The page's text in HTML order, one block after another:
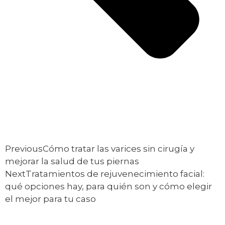
PreviousCómo tratar las varices sin cirugía y
mejorar la salud de tus piernas
NextTratamientos de rejuvenecimiento facial:
qué opciones hay, para quién son y cómo elegir
el mejor para tu caso